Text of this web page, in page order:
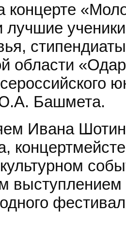
концерте
лучшие
области
Башмета.
Ивана